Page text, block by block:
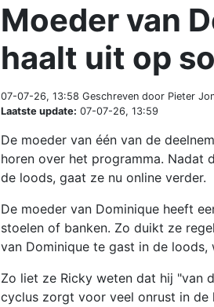
Moeder van
haalt uit op
07-07-26, 13:58 Geschreven door Pieter
Laatste update: 07-07-26, 13:59
De moeder van één van de
horen over het programma. Nadat
de loods, gaat ze nu online verder.
De moeder van Dominique heeft
stoelen of banken. Zo duikt ze
van Dominique te gast in de loods,
Zo liet ze Ricky weten dat hij "van
cyclus zorgt voor veel onrust in de